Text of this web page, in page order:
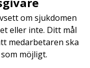
om sjukdomen
eller inte. Ditt mål
medarbetaren ska
möjligt.